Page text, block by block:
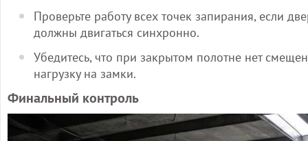
Проверьте работу всех точек запирания, если
должны двигаться синхронно.
Убедитесь, что при закрытом полотне нет
нагрузку на замки.
Финальный контроль